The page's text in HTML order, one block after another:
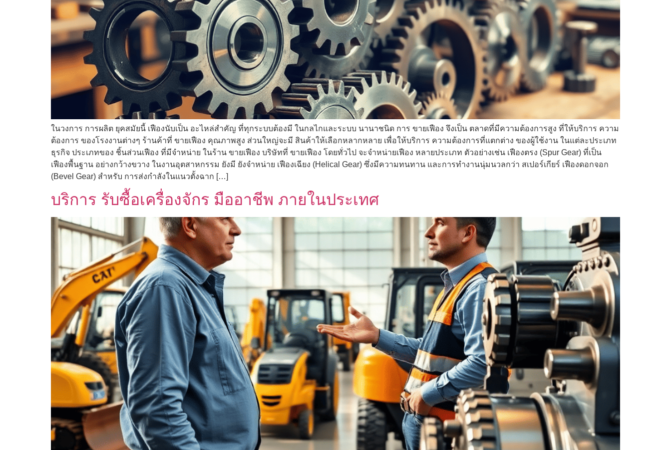
ในวงการ การผลิต ยุคสมัยนี้ เฟืองนับเป็น อะไหล่สำคัญ ที่ทุกระบบต้องมี ในกลไกและระบบ นานาชนิด การ ขายเฟือง จึงเป็น ตลาดที่มีความต้องการสูง ที่ให้บริการ ความ
ต้องการ ของโรงงานต่างๆ ร้านค้าที่ ขายเฟือง คุณภาพสูง ส่วนใหญ่จะมี สินค้าให้เลือกหลากหลาย เพื่อให้บริการ ความต้องการที่แตกต่าง ของผู้ใช้งาน ในแต่ละประเภท
ธุรกิจ ประเภทของ ชิ้นส่วนเฟือง ที่มีจำหน่าย ในร้าน ขายเฟือง บริษัทที่ ขายเฟือง โดยทั่วไป จะจำหน่ายเฟือง หลายประเภท ตัวอย่างเช่น เฟืองตรง (Spur Gear) ที่เป็น
เฟืองพื้นฐาน อย่างกว้างขวาง ในงานอุตสาหกรรม ยังมี ยังจำหน่าย เฟืองเฉียง (Helical Gear) ซึ่งมีความทนทาน และการทำงานนุ่มนวลกว่า สเปอร์เกียร์ เฟืองดอกจอก
(Bevel Gear) สำหรับ การส่งกำลังในแนวตั้งฉาก […]
บริการ รับซื้อเครื่องจักร มืออาชีพ ภายในประเทศ